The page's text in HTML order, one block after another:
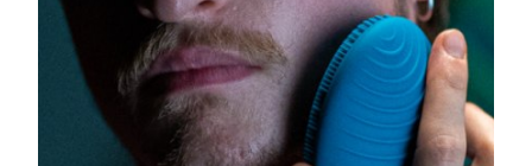
Qatar Consegna stimata8/11/26
Riunione Consegna stimata 8/15/26
Romania Consegna stimata8/10/26